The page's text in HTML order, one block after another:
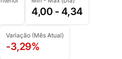
4,00 - 4,34
Variação (Mês Atual)
-3,29%